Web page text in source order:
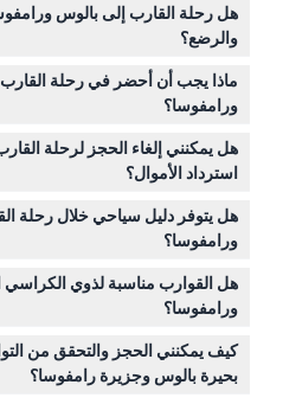
— يرجى التأكيد عند الحجز).
هل رحلة القارب إلى بالوس
والرضع؟
نعم، الرحلة مناسبة للعائلات،
للأطفال؛
الذين تبلغ أعمارهم 13 سنة فأكثر يدفعون سعر البالغين.
ماذا يجب أن أحضر في رحلة
ورامفوسا؟
تأكد من إحضار أحذية للمشي
وملابس سباحة، وواقي شمس،
يجب تناول الدواء قبل ساعتين على
هل يمكنني إلغاء الحجز لرحلة
استرداد الأموال؟
التذاكر غير قابلة للاسترداد ولا
خططك قبل الحجز.
هل يتوفر دليل سياحي خلال رحلة
ورامفوسا؟
يتوفر دليل صوتي بعدة لغات منها
والألمانية، والفرنسية، لكن لا
القارب.
هل القوارب مناسبة لذوي
ورامفوسا؟
رحلة القارب هذه غير مناسبة
يُنصح بها للمسافرين الذين
المتحركة.
كيف يمكنني الحجز والتحقق من
بحيرة بالوس وجزيرة رامفوسا؟